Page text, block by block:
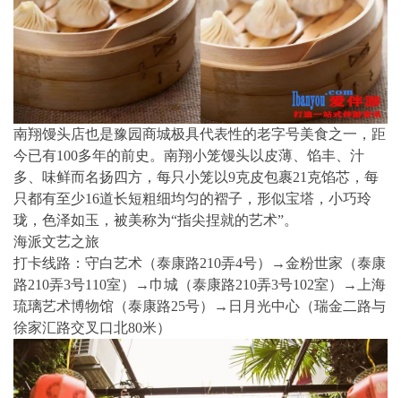
南翔馒头店也是豫园商城极具代表性的老字号美食之一，距
今已有100多年的前史。南翔小笼馒头以皮薄、馅丰、汁
多、味鲜而名扬四方，每只小笼以9克皮包裹21克馅芯，每
只都有至少16道长短粗细均匀的褶子，形似宝塔，小巧玲
珑，色泽如玉，被美称为“指尖捏就的艺术”。
海派文艺之旅
打卡线路：守白艺术（泰康路210弄4号）→金粉世家（泰康
路210弄3号110室）→巾城（泰康路210弄3号102室）→上海
琉璃艺术博物馆（泰康路25号）→日月光中心（瑞金二路与
徐家汇路交叉口北80米）